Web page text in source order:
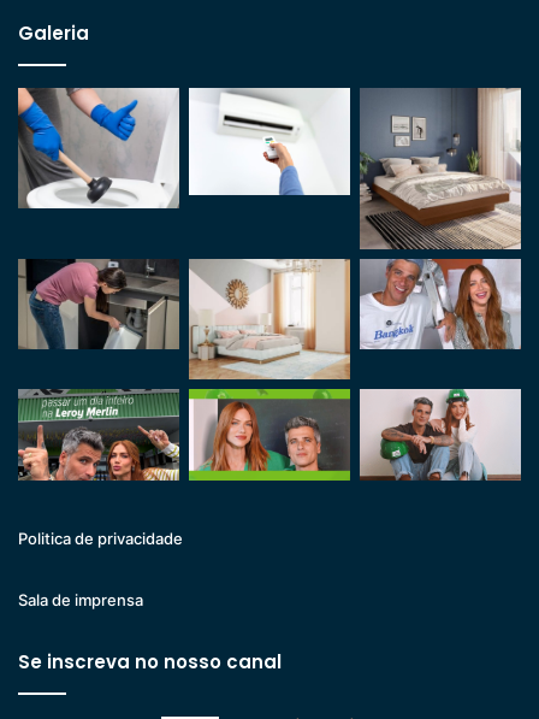
Galeria
Politica de privacidade
Sala de imprensa
Se inscreva no nosso canal